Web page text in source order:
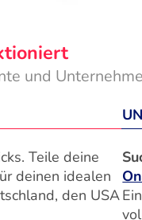
und
Teile deine
deinen idealen
den USA